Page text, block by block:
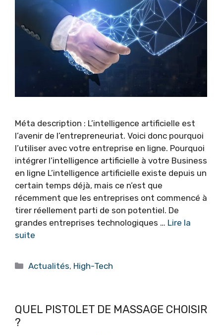
Méta description : L’intelligence artificielle est
l’avenir de l’entrepreneuriat. Voici donc pourquoi
l’utiliser avec votre entreprise en ligne. Pourquoi
intégrer l’intelligence artificielle à votre Business
en ligne L’intelligence artificielle existe depuis un
certain temps déjà, mais ce n’est que
récemment que les entreprises ont commencé à
tirer réellement parti de son potentiel. De
grandes entreprises technologiques … Lire la
suite
Catégories
Actualités, High-Tech
QUEL PISTOLET DE MASSAGE CHOISIR
?